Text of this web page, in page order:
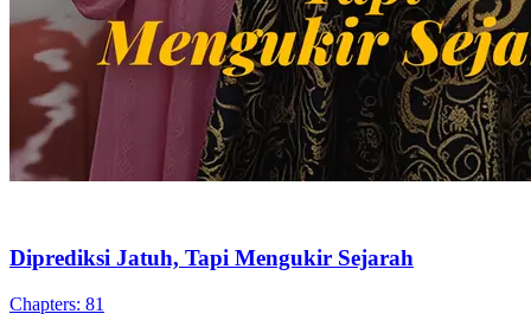
Diprediksi Jatuh, Tapi Mengukir Sejarah
Chapters: 81